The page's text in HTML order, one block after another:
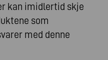
kan imidlertid skje
som
med denne